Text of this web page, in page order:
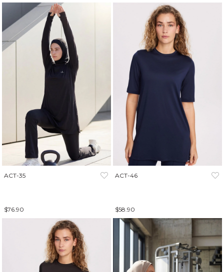
ACT-35
$76.90
ACT-46
$58.90